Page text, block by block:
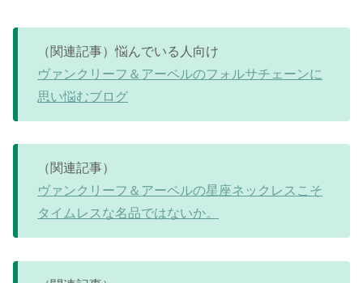
（関連記事）悩んでいる人向け
ヴァンクリーフ＆アーペルのフォルサチェーンに
思い悩むブログ
（関連記事）
ヴァンクリーフ＆アーペルの星座ネックレスこそ
タイムレスな名品ではないか。